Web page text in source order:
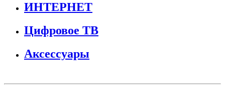
ИНТЕРНЕТ
Цифровое ТВ
Аксессуары